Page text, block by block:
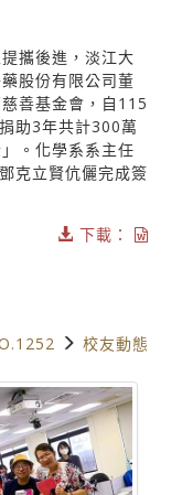
攜後進，淡江大
股份有限公司董
善基金會，自115
助3年共計300萬
。化學系系主任
克立賢伉儷完成簽
下載：
校友動態